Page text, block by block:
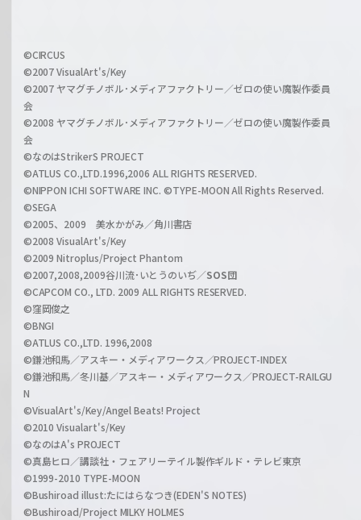
a
r
z
i
l
h
a
n
l
©CIRCUS
©2007 VisualArt's/Key
©2007 ヤマグチノボル･メディアファクトリー／ゼロの使い魔製作委員
会
©2008 ヤマグチノボル･メディアファクトリー／ゼロの使い魔製作委員
会
©なのはStrikerS PROJECT
©ATLUS CO.,LTD.1996,2006 ALL RIGHTS RESERVED.
©NIPPON ICHI SOFTWARE INC. ©TYPE-MOON All Rights Reserved.
©SEGA
©2005、2009 美水かがみ／角川書店
©2008 VisualArt's/Key
©2009 Nitroplus/Project Phantom
©2007,2008,2009谷川流･いとうのいぢ／SOS団
©CAPCOM CO., LTD. 2009 ALL RIGHTS RESERVED.
©窪岡俊之
©BNGI
©ATLUS CO.,LTD. 1996,2008
©鎌池和馬／アスキー・メディアワークス／PROJECT-INDEX
©鎌池和馬／冬川基／アスキー・メディアワークス／PROJECT-RAILGU
N
©VisualArt's/Key/Angel Beats! Project
©2010 Visualart's/Key
©なのはA's PROJECT
©真島ヒロ／講談社・フェアリーテイル製作ギルド・テレビ東京
©1999-2010 TYPE-MOON
©Bushiroad illust:たにはらなつき(EDEN'S NOTES)
©Bushiroad/Project MILKY HOLMES